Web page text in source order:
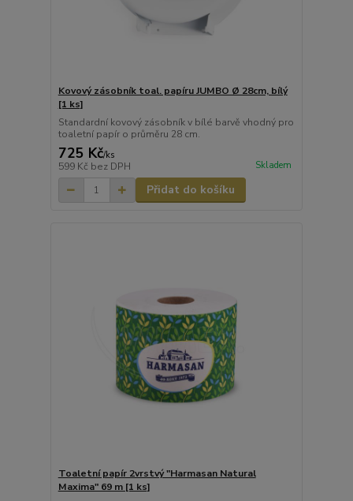
Kovový zásobník toal. papíru JUMBO Ø 28cm, bílý
[1 ks]
Standardní kovový zásobník v bílé barvě vhodný pro
toaletní papír o průměru 28 cm.
725 Kč/ks
599 Kč bez DPH Skladem
Přidat do košíku
Toaletní papír 2vrstvý "Harmasan Natural
Maxima" 69 m [1 ks]